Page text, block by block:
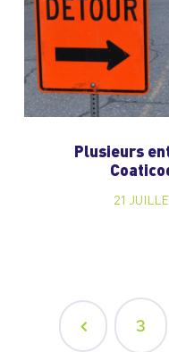
Plusieurs
21
3